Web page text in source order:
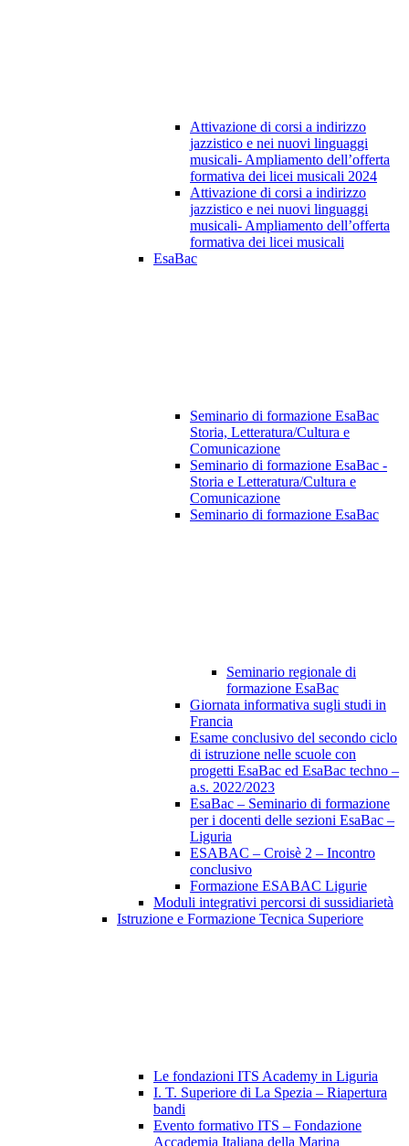
Attivazione di corsi a indirizzo
jazzistico e nei nuovi linguaggi
musicali- Ampliamento dell’offerta
formativa dei licei musicali 2024
Attivazione di corsi a indirizzo
jazzistico e nei nuovi linguaggi
musicali- Ampliamento dell’offerta
formativa dei licei musicali
EsaBac
Seminario di formazione EsaBac
Storia, Letteratura/Cultura e
Comunicazione
Seminario di formazione EsaBac -
Storia e Letteratura/Cultura e
Comunicazione
Seminario di formazione EsaBac
Seminario regionale di
formazione EsaBac
Giornata informativa sugli studi in
Francia
Esame conclusivo del secondo ciclo
di istruzione nelle scuole con
progetti EsaBac ed EsaBac techno –
a.s. 2022/2023
EsaBac – Seminario di formazione
per i docenti delle sezioni EsaBac –
Liguria
ESABAC – Croisè 2 – Incontro
conclusivo
Formazione ESABAC Ligurie
Moduli integrativi percorsi di sussidiarietà
Istruzione e Formazione Tecnica Superiore
Le fondazioni ITS Academy in Liguria
I. T. Superiore di La Spezia – Riapertura
bandi
Evento formativo ITS – Fondazione
Accademia Italiana della Marina